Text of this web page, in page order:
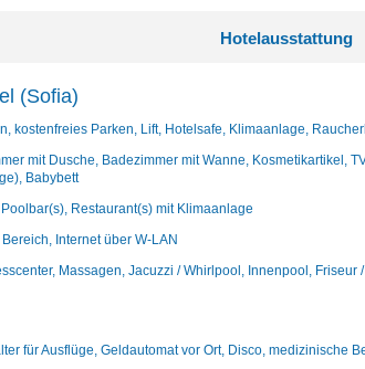
Hotelausstattung
(Sofia)
kostenfreies Parken, Lift, Hotelsafe, Klimaanlage,
mit Dusche, Badezimmer mit Wanne, Kosmetikartikel,
Babybett
Restaurant(s) mit Klimaanlage
Internet über W-LAN
Massagen, Jacuzzi / Whirlpool, Innenpool, Friseur
für Ausflüge, Geldautomat vor Ort, Disco, medizinische